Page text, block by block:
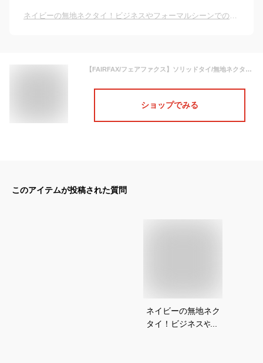
ネイビーの無地ネクタイ！ビジネスやフォーマルシーンでのおすすめは？
【FAIRFAX/フェアファクス】ソリッドタイ/無地ネクタイ（ネイビーバスケット調無地）(FEF-169) ［195030003 BL5］【楽ギフ_包装】
ショップでみる
このアイテムが投稿された質問
ネイビーの無地ネク
タイ！ビジネスやフ